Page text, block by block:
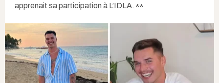
apprenait sa participation à L’IDLA. 👀